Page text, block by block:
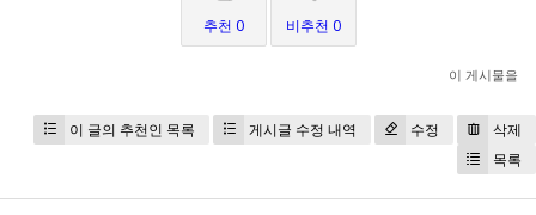
추천 0 비추천 0
이 게시물을
이 글의 추천인 목록 게시글 수정 내역 수정
삭제
목록